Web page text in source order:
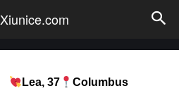
Xiunice.com
Lea, 37 Columbus